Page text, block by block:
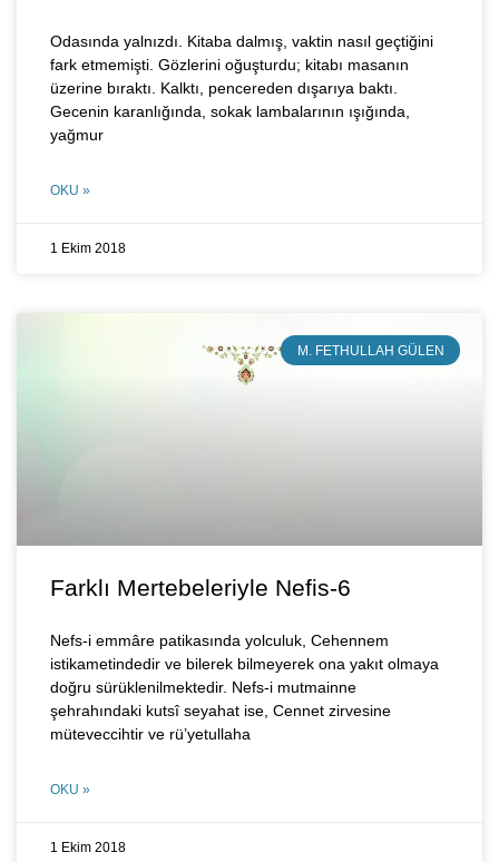
Odasında yalnızdı. Kitaba dalmış, vaktin nasıl geçtiğini
fark etmemişti. Gözlerini oğuşturdu; kitabı masanın
üzerine bıraktı. Kalktı, pencereden dışarıya baktı.
Gecenin karanlığında, sokak lambalarının ışığında,
yağmur
OKU »
1 Ekim 2018
M. FETHULLAH GÜLEN
Farklı Mertebeleriyle Nefis-6
Nefs-i emmâre patikasında yolculuk, Cehennem
istikametindedir ve bilerek bilmeyerek ona yakıt olmaya
doğru sürüklenilmektedir. Nefs-i mutmainne
şehrahındaki kutsî seyahat ise, Cennet zirvesine
müteveccihtir ve rü’yetullaha
OKU »
1 Ekim 2018